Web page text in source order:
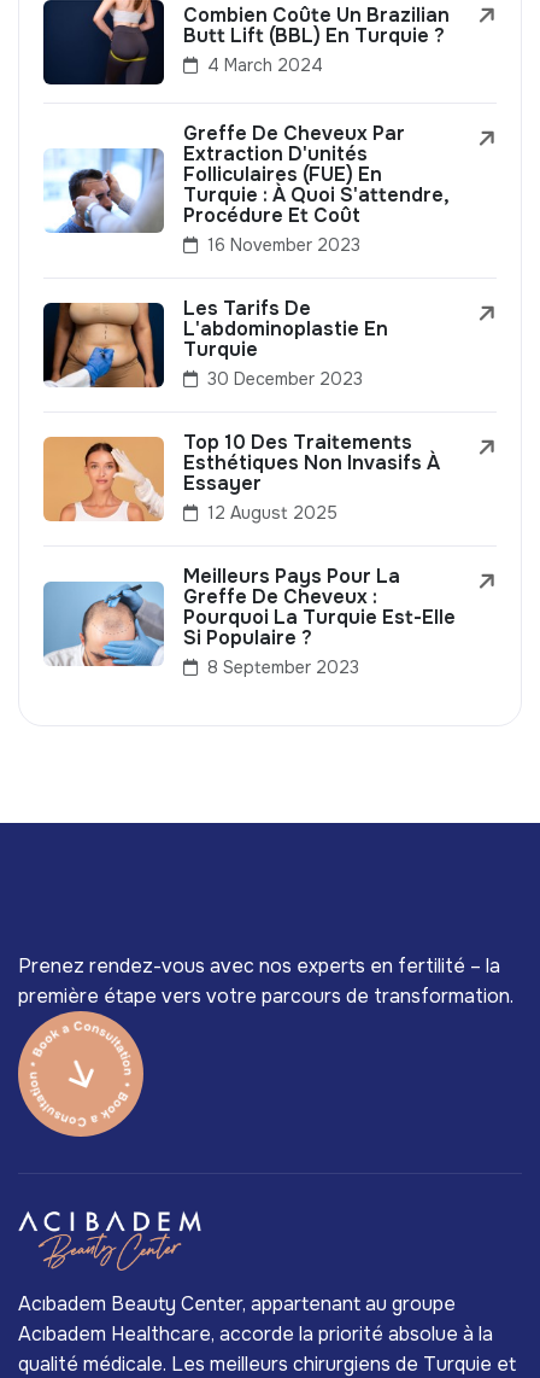
Combien Coûte Un Brazilian
Butt Lift (BBL) En Turquie ?
4 March 2024
Greffe De Cheveux Par
Extraction D'unités
Folliculaires (FUE) En
Turquie : À Quoi S'attendre,
Procédure Et Coût
16 November 2023
Les Tarifs De
L'abdominoplastie En
Turquie
30 December 2023
Top 10 Des Traitements
Esthétiques Non Invasifs À
Essayer
12 August 2025
Meilleurs Pays Pour La
Greffe De Cheveux :
Pourquoi La Turquie Est-Elle
Si Populaire ?
8 September 2023
Prenez rendez-vous avec nos experts en fertilité – la
première étape vers votre parcours de transformation.
Acıbadem Beauty Center, appartenant au groupe
Acıbadem Healthcare, accorde la priorité absolue à la
qualité médicale. Les meilleurs chirurgiens de Turquie et